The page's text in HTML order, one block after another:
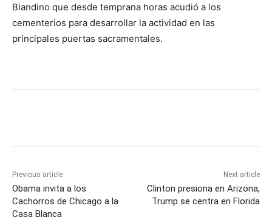
Blandino que desde temprana horas acudió a los
cementerios para desarrollar la actividad en las
principales puertas sacramentales.
Previous article
Obama invita a los
Cachorros de Chicago a la
Casa Blanca
Next article
Clinton presiona en Arizona,
Trump se centra en Florida